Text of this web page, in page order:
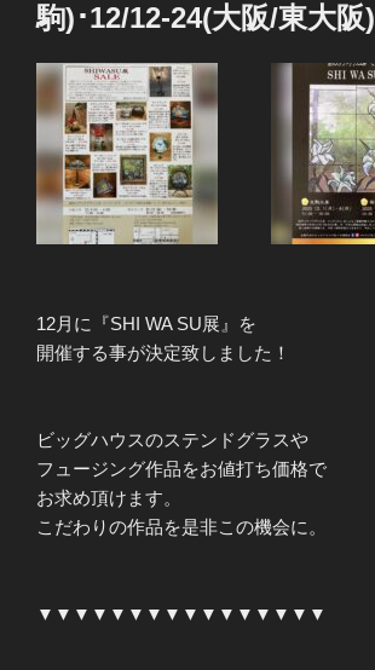
駒)･12/12-24(大阪/東大阪)
12月に『SHI WA SU展』を
開催する事が決定致しました！
ビッグハウスのステンドグラスや
フュージング作品をお値打ち価格で
お求め頂けます。
こだわりの作品を是非この機会に。
▼▼▼▼▼▼▼▼▼▼▼▼▼▼▼▼